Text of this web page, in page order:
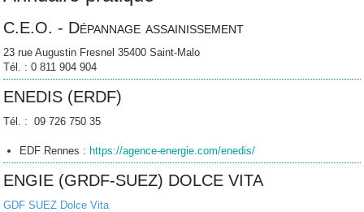
C.E.O. - Dépannage assainissement
23 rue Augustin Fresnel 35400 Saint-Malo
Tél. : 0 811 904 904
ENEDIS (ERDF)
Tél. : 09 726 750 35
EDF Rennes :https://agence-energie.com/enedis/
ENGIE (GRDF-SUEZ) DOLCE VITA
GDF SUEZ Dolce Vita